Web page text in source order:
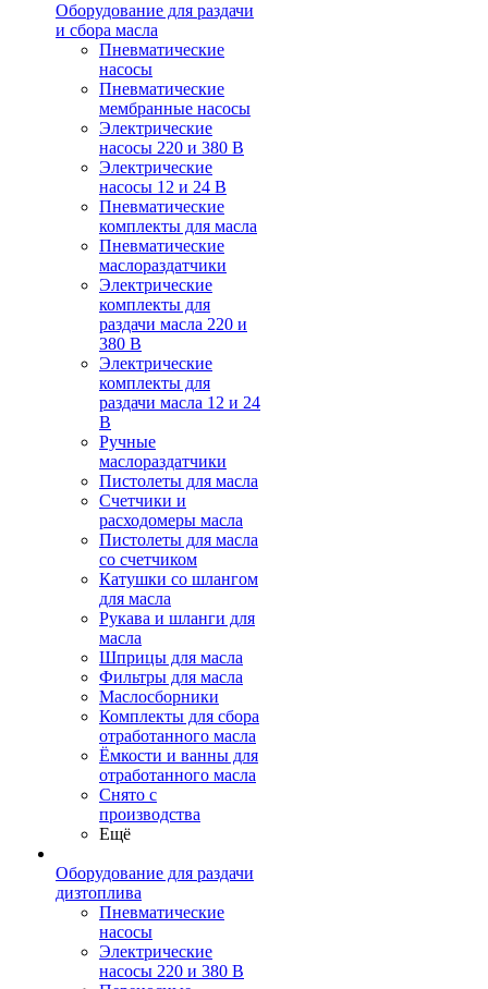
Оборудование для раздачи
и сбора масла
Пневматические
насосы
Пневматические
мембранные насосы
Электрические
насосы 220 и 380 В
Электрические
насосы 12 и 24 В
Пневматические
комплекты для масла
Пневматические
маслораздатчики
Электрические
комплекты для
раздачи масла 220 и
380 В
Электрические
комплекты для
раздачи масла 12 и 24
В
Ручные
маслораздатчики
Пистолеты для масла
Счетчики и
расходомеры масла
Пистолеты для масла
со счетчиком
Катушки со шлангом
для масла
Рукава и шланги для
масла
Шприцы для масла
Фильтры для масла
Маслосборники
Комплекты для сбора
отработанного масла
Ёмкости и ванны для
отработанного масла
Снято с
производства
Ещё
Оборудование для раздачи
дизтоплива
Пневматические
насосы
Электрические
насосы 220 и 380 В